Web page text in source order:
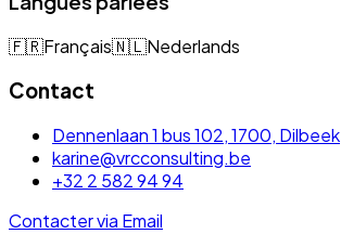
🇫🇷Français🇳🇱Nederlands
Contact
Dennenlaan 1 bus 102, 1700, Dilbeek
karine@vrcconsulting.be
+32 2 582 94 94
Contacter via Email